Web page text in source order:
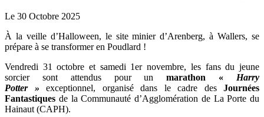
Le 30 Octobre 2025
À la veille d’Halloween, le site minier d’Arenberg, à Wallers, se
prépare à se transformer en Poudlard !
Vendredi 31 octobre et samedi 1er novembre, les fans du jeune
sorcier sont attendus pour unmarathon « Harry
Potter » exceptionnel, organisé dans le cadre des Journées
Fantastiques de la Communauté d’Agglomération de La Porte du
Hainaut (CAPH).